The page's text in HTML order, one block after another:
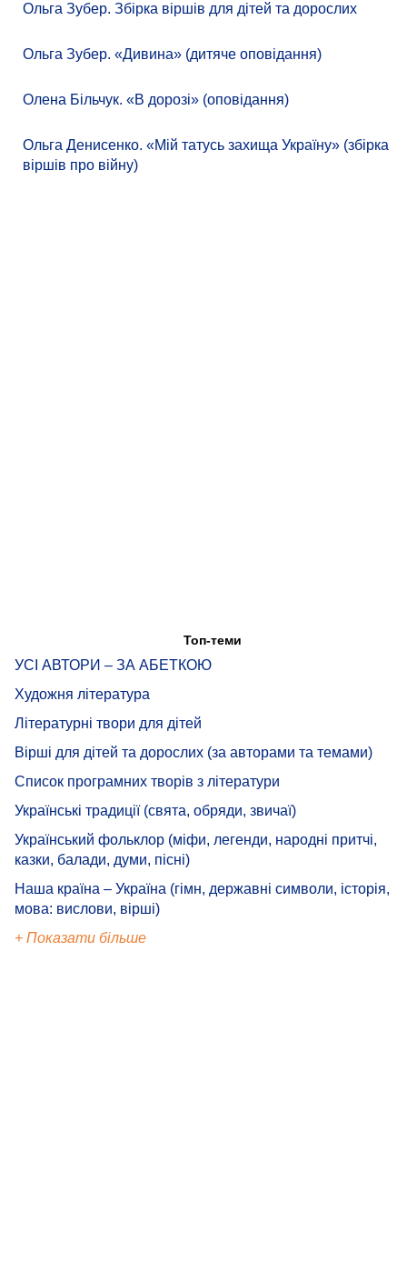
Ольга Зубер. Збірка віршів для дітей та дорослих
Ольга Зубер. «Дивина» (дитяче оповідання)
Олена Більчук. «В дорозі» (оповідання)
Ольга Денисенко. «Мій татусь захища Україну» (збірка
віршів про війну)
Топ-теми
УСІ АВТОРИ – ЗА АБЕТКОЮ
Художня література
Літературні твори для дітей
Вірші для дітей та дорослих (за авторами та темами)
Список програмних творів з літератури
Українські традиції (свята, обряди, звичаї)
Український фольклор (міфи, легенди, народні притчі,
казки, балади, думи, пісні)
Наша країна – Україна (гімн, державні символи, історія,
мова: вислови, вірші)
+ Показати більше